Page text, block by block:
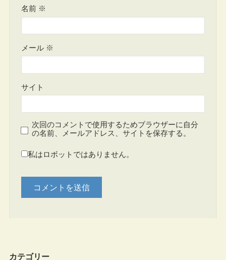
名前 ※
メール ※
サイト
次回のコメントで使用するためブラウザーに自分
の名前、メールアドレス、サイトを保存する。
私はロボットではありません。
カテゴリー